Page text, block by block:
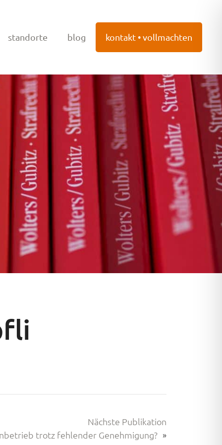
standorte blog kontakt • vollmachten
Nächste Publikation
trotz fehlender Genehmigung? »